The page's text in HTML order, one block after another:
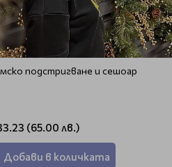
подстригване и сешоар
(65.00 лв.)
Добави в количката